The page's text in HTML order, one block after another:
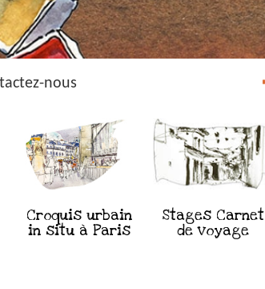
nous
Croquis urbain
in situ à Paris
Stages Carnet
de voyage